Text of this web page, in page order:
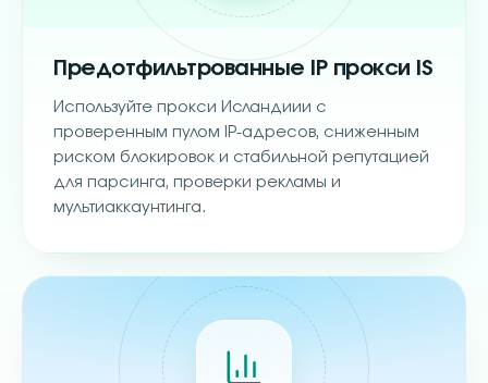
Предотфильтрованные IP прокси IS
Используйте прокси Исландиии с
проверенным пулом IP-адресов, сниженным
риском блокировок и стабильной репутацией
для парсинга, проверки рекламы и
мультиаккаунтинга.